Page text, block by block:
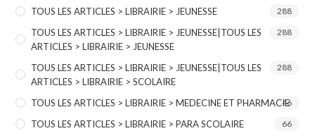
TOUS LES ARTICLES > LIBRAIRIE > JEUNESSE 288
TOUS LES ARTICLES > LIBRAIRIE > JEUNESSE|TOUS LES
ARTICLES > LIBRAIRIE > JEUNESSE
288
TOUS LES ARTICLES > LIBRAIRIE > JEUNESSE|TOUS LES
ARTICLES > LIBRAIRIE > SCOLAIRE
288
TOUS LES ARTICLES > LIBRAIRIE > MEDECINE ET PHARMACIE
46
TOUS LES ARTICLES > LIBRAIRIE > PARA SCOLAIRE 66